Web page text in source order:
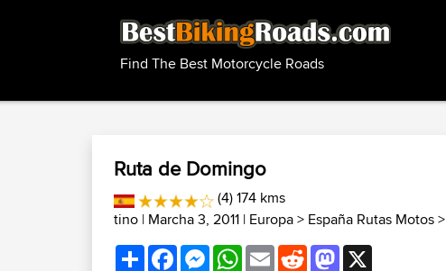
Find The Best Motorcycle Roads
Ruta de Domingo
(4) 174 kms
tino | Marcha 3, 2011 | Europa> España Rutas Motos>
ShareFacebookMessenger
WhatsApp
EmailRedditMastodon